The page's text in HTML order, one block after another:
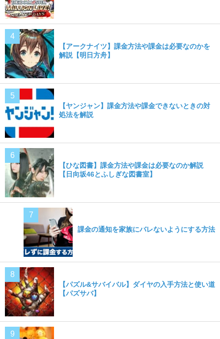
【アークナイツ】課金方法や課金は必要なのかを
解説【明日方舟】
【ヤンジャン】課金方法や課金できないときの対
処法を解説
【ひな図書】課金方法や課金は必要なのか解説
【日向坂46とふしぎな図書室】
課金の通知を家族にバレないようにする方法
【パズル&サバイバル】ダイヤの入手方法と使い道
【パズサバ】